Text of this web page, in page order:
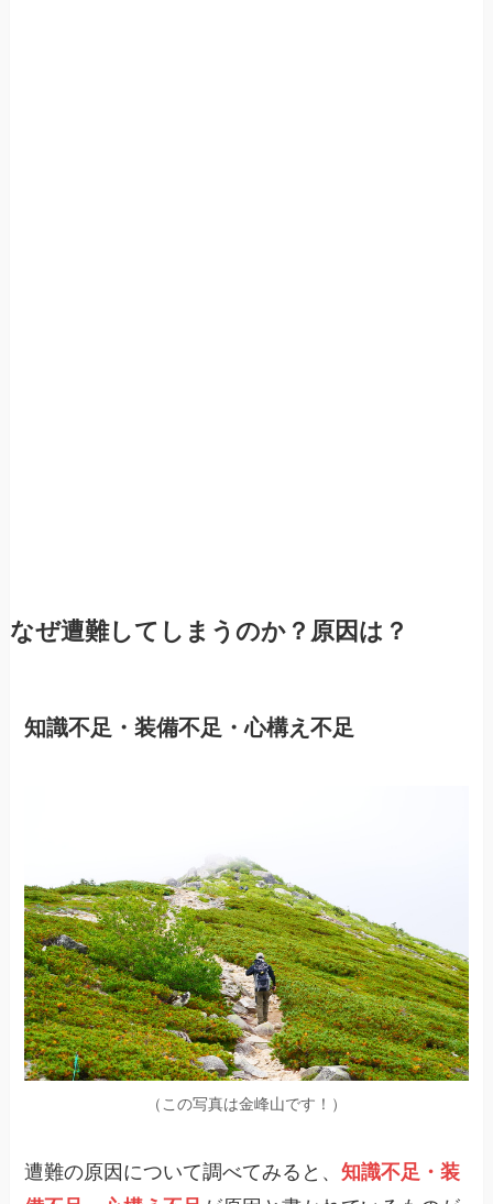
なぜ遭難してしまうのか？原因は？
知識不足・装備不足・心構え不足
（この写真は金峰山です！）
遭難の原因について調べてみると、知識不足・装